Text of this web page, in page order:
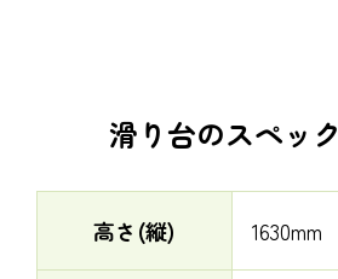
滑り台のスペック
高さ(縦) 1630mm